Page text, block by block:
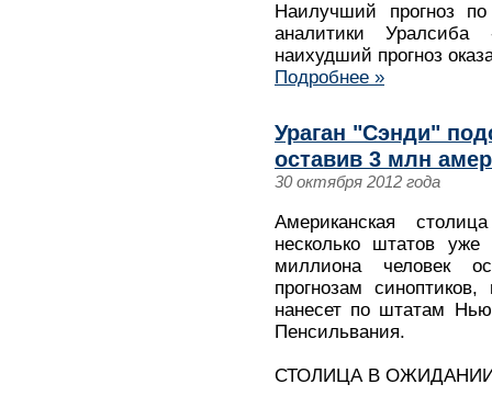
Наилучший прогноз
аналитики
наихудший прогноз
Подробнее »
Ураган "Сэнди"
оставив 3 млн
30 октября 2012 года
Американская
несколько штатов
миллиона человек
прогнозам
нанесет по штатам
Пенсильвания.
СТОЛИЦА В